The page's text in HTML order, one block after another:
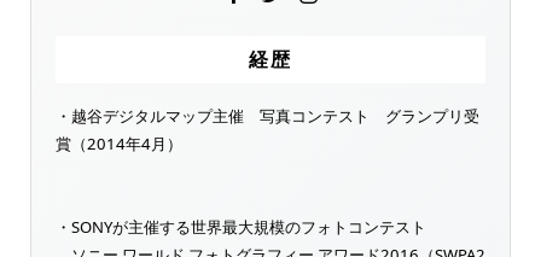
経歴
・越谷デジタルマップ主催 写真コンテスト グランプリ受
賞（2014年4月）
・SONYが主催する世界最大規模のフォトコンテスト